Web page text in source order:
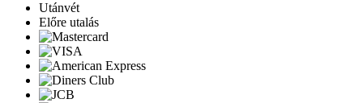
Utánvét
Előre utalás